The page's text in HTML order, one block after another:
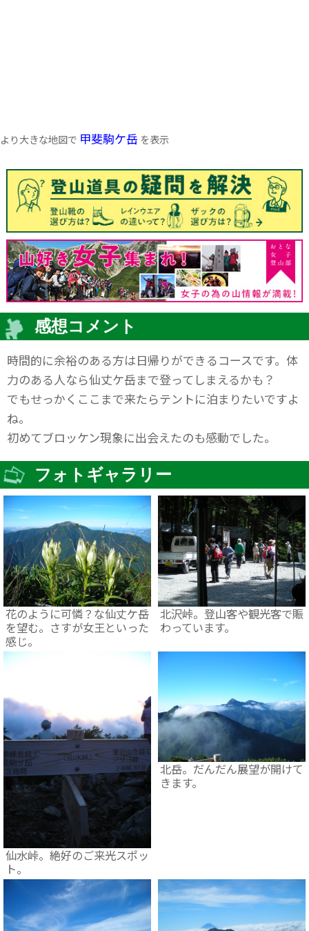
より大きな地図で 甲斐駒ケ岳 を表示
感想コメント
時間的に余裕のある方は日帰りができるコースです。体
力のある人なら仙丈ケ岳まで登ってしまえるかも？
でもせっかくここまで来たらテントに泊まりたいですよ
ね。
初めてブロッケン現象に出会えたのも感動でした。
フォトギャラリー
花のように可憐？な仙丈ケ岳
を望む。さすが女王といった
感じ。
北沢峠。登山客や観光客で賑
わっています。
仙水峠。絶好のご来光スポッ
ト。
北岳。だんだん展望が開けて
きます。